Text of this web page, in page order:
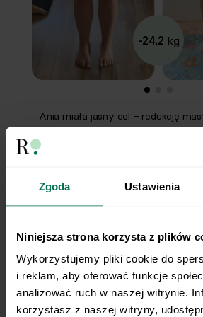
Zgoda Ustawienia
Niniejsza strona korzysta z plików
Wykorzystujemy pliki cookie do
i reklam, aby oferować funkcje
analizować ruch w naszej witrynie.
korzystasz z naszej witryny,
-24,2 kg
Ania miała jasny cel – redukcję
bezpiecznie, w wyjątkowym
przed i po porodzie, z zachowaniem
po kroku, bez presji. W jadłospisie
greckiej, kanapek i tortilli. A w
plan bez dodatkowego stresu.
roku. Gratulujemy! ❤️